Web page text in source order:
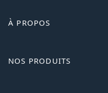
À PROPOS
NOS PRODUITS